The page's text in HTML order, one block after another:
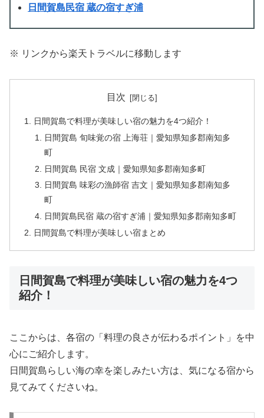
日間賀島民宿 蔵の宿すぎ浦
※ リンクから楽天トラベルに移動します
目次
日間賀島で料理が美味しい宿の魅力を4つ紹介！
日間賀島 旬味覚の宿 上海荘｜愛知県知多郡南知多
町
日間賀島 民宿 文成｜愛知県知多郡南知多町
日間賀島 味彩の漁師宿 吉文｜愛知県知多郡南知多
町
日間賀島民宿 蔵の宿すぎ浦｜愛知県知多郡南知多町
日間賀島で料理が美味しい宿まとめ
日間賀島で料理が美味しい宿の魅力を4つ
紹介！
ここからは、各宿の「料理の良さが伝わるポイント」を中
心にご紹介します。
日間賀島らしい海の幸を楽しみたい方は、気になる宿から
見てみてくださいね。